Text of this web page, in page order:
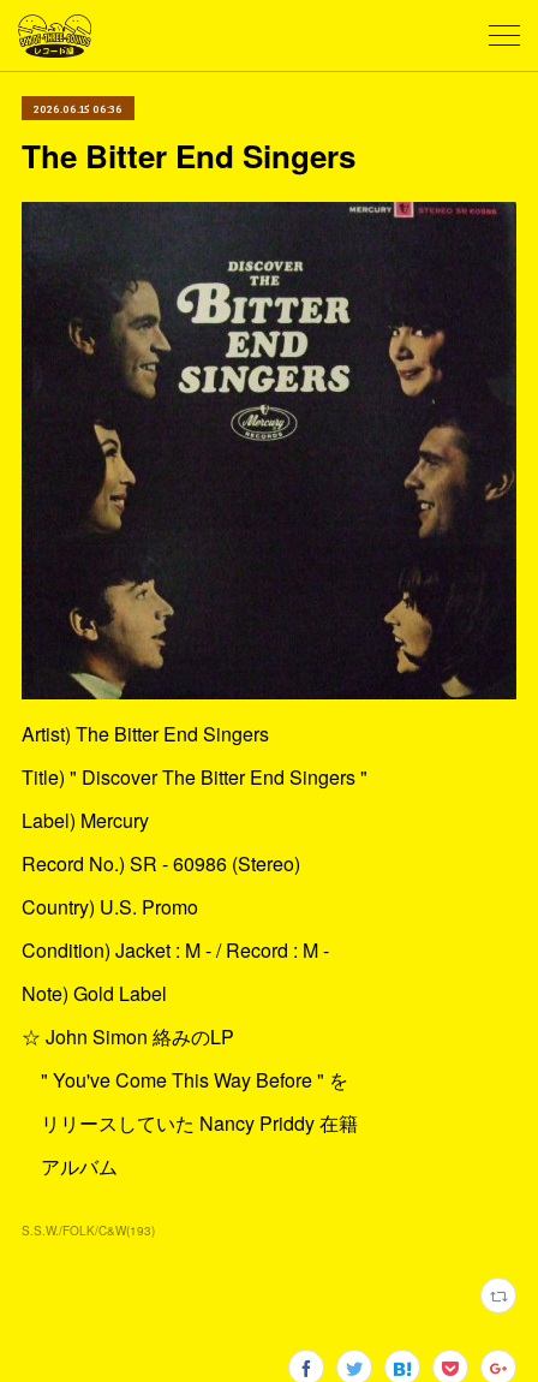
2026.06.15 06:36
The Bitter End Singers
Artist) The Bitter End Singers
Title) " Discover The Bitter End Singers "
Label) Mercury
Record No.) SR - 60986 (Stereo)
Country) U.S. Promo
Condition) Jacket : M - / Record : M -
Note) Gold Label
☆ John Simon 絡みのLP
" You've Come This Way Before " を
リリースしていた Nancy Priddy 在籍
アルバム
S.S.W./FOLK/C&W(193)